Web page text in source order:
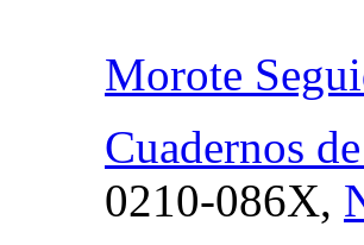
Morote
Cuadernos
0210-086X,